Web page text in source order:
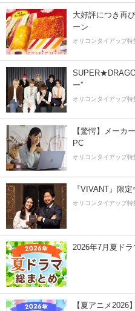
大好評につき再
ーン
オリコンタイアップ特
ー”
オリコンタイアップ特
【驚愕】メーカ
PC
オリコンタイアップ特
『VIVANT』限
オリコンタイアップ特
2026年7月夏ド
【夏アニメ2026